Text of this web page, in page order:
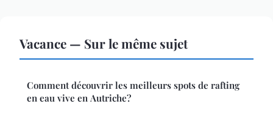
Vacance — Sur le même sujet
Comment découvrir les meilleurs spots de rafting
en eau vive en Autriche?